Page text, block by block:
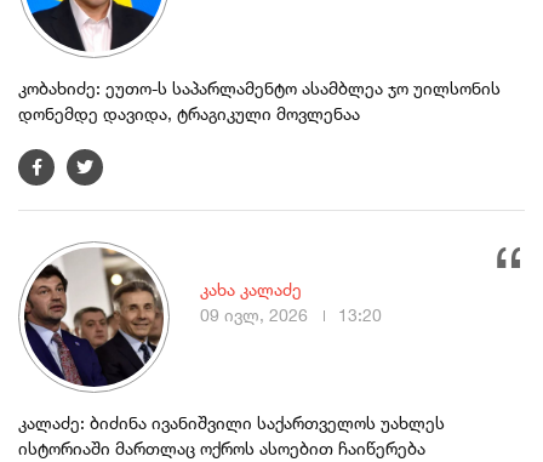
კობახიძე: ეუთო-ს საპარლამენტო ასამბლეა ჯო უილსონის
დონემდე დავიდა, ტრაგიკული მოვლენაა
კალაძე: ბიძინა ივანიშვილი საქართველოს უახლეს
ისტორიაში მართლაც ოქროს ასოებით ჩაიწერება
კახა კალაძე
09 ივლ, 2026
13:20